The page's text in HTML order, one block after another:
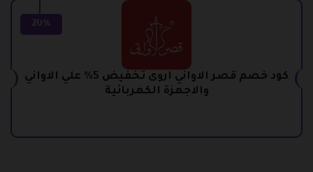
20%
كود خصم قصر الاواني اروى تخفيض 5% علي الاواني
والاجهزة الكهربائية